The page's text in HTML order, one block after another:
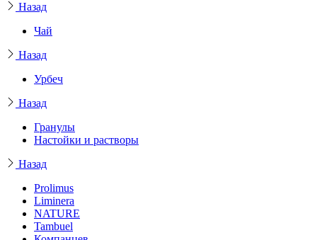
Назад
Чай
Назад
Урбеч
Назад
Гранулы
Настойки и растворы
Назад
Prolimus
Liminera
NATURE
Tambuel